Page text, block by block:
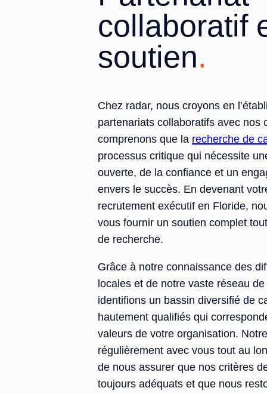
collaboratif
soutien
Chez radar, nous croyons en
partenariats collaboratifs avec nos
comprenons que la recherche de
processus critique qui nécessite
ouverte, de la confiance et un
envers le succès. En devenant
recrutement exécutif en Floride,
vous fournir un soutien complet
de recherche.
Grâce à notre connaissance des
locales et de notre vaste réseau
identifions un bassin diversifié de
hautement qualifiés qui
valeurs de votre organisation.
régulièrement avec vous tout au
de nous assurer que nos critères
toujours adéquats et que nous